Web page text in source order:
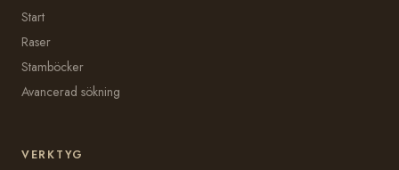
Start
Raser
Stamböcker
Avancerad sökning
VERKTYG